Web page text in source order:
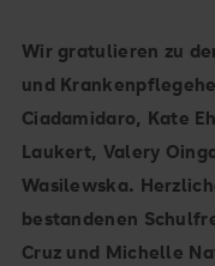
Wir gratulieren zu
und
Ciadamidaro, Kate
Laukert, Valery
Wasilewska.
bestandenen
Cruz und Michelle